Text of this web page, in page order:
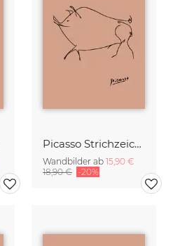
Picasso Strichzeichnung - Wildschwein Terracotta
Wandbilder ab 15,90 €
18,90 € -20%